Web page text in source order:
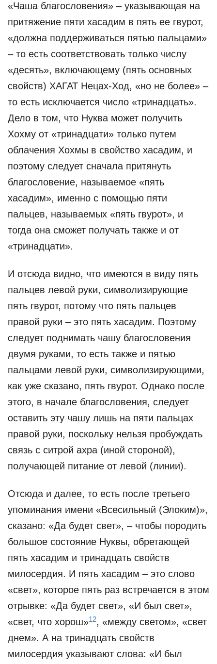
«Чаша благословения» – указывающая на
притяжение пяти хасадим в пять ее гвурот,
«должна поддерживаться пятью пальцами»
– то есть соответствовать только числу
«десять», включающему (пять основных
свойств) ХАГАТ Нецах-Ход, «но не более» –
то есть исключается число «тринадцать».
Дело в том, что Нуква может получить
Хохму от «тринадцати» только путем
облачения Хохмы в свойство хасадим, и
поэтому следует сначала притянуть
благословение, называемое «пять
хасадим», именно с помощью пяти
пальцев, называемых «пять гвурот», и
тогда она сможет получать также и от
«тринадцати».
И отсюда видно, что имеются в виду пять
пальцев левой руки, символизирующие
пять гвурот, потому что пять пальцев
правой руки – это пять хасадим. Поэтому
следует поднимать чашу благословения
двумя руками, то есть также и пятью
пальцами левой руки, символизирующими,
как уже сказано, пять гвурот. Однако после
этого, в начале благословения, следует
оставить эту чашу лишь на пяти пальцах
правой руки, поскольку нельзя пробуждать
связь с ситрой ахра (иной стороной),
получающей питание от левой (линии).
Отсюда и далее, то есть после третьего
упоминания имени «Всесильный (Элоким)»,
сказано: «Да будет свет», – чтобы породить
большое состояние Нуквы, обретающей
пять хасадим и тринадцать свойств
милосердия. И пять хасадим – это слово
«свет», которое пять раз встречается в этом
отрывке: «Да будет свет», «И был свет»,
«свет, что хорош»12, «между светом», «свет
днем». А на тринадцать свойств
милосердия указывают слова: «И был